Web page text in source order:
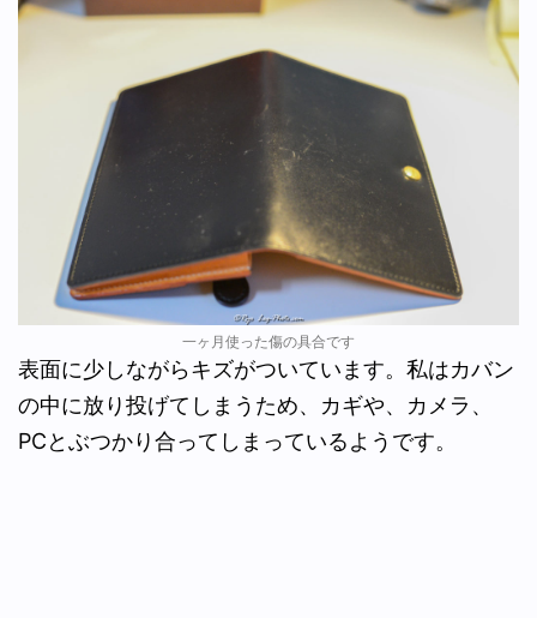
一ヶ月使った傷の具合です
表面に少しながらキズがついています。私はカバン
の中に放り投げてしまうため、カギや、カメラ、
PCとぶつかり合ってしまっているようです。